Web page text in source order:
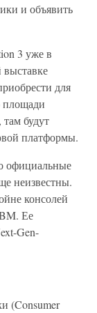
и объявить
3 уже в
выставке
для
площади
будут
платформы.
официальные
неизвестны.
консолей
Ее
Gen-
(Consumer